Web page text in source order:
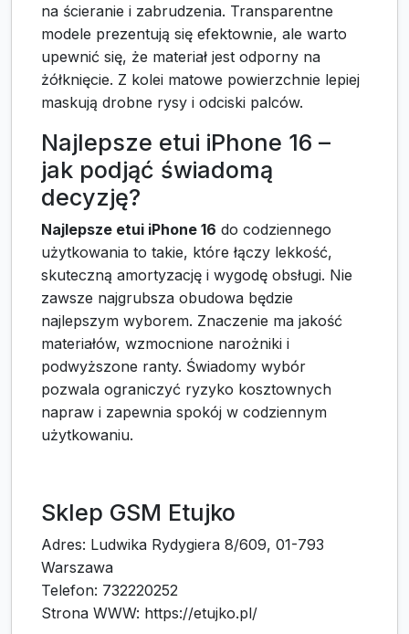
na ścieranie i zabrudzenia. Transparentne
modele prezentują się efektownie, ale warto
upewnić się, że materiał jest odporny na
żółknięcie. Z kolei matowe powierzchnie lepiej
maskują drobne rysy i odciski palców.
Najlepsze etui iPhone 16 –
jak podjąć świadomą
decyzję?
Najlepsze etui iPhone 16 do codziennego
użytkowania to takie, które łączy lekkość,
skuteczną amortyzację i wygodę obsługi. Nie
zawsze najgrubsza obudowa będzie
najlepszym wyborem. Znaczenie ma jakość
materiałów, wzmocnione narożniki i
podwyższone ranty. Świadomy wybór
pozwala ograniczyć ryzyko kosztownych
napraw i zapewnia spokój w codziennym
użytkowaniu.
Sklep GSM Etujko
Adres: Ludwika Rydygiera 8/609, 01-793
Warszawa
Telefon: 732220252
Strona WWW: https://etujko.pl/